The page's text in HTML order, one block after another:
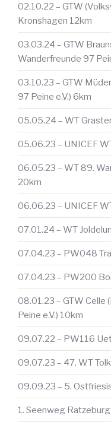
02.10.22 – GTW
Kronshagen 12km
03.03.24 – GTW
Wanderfreunde 97
03.10.23 – GTW
97 Peine e.V.) 6km
05.05.24 – WT
05.06.23 – UNICEF
06.05.23 – WT 89.
20km
06.06.23 – UNICEF
07.01.24 – WT
07.04.23 – PW048
07.04.23 – PW200
08.01.23 – GTW Celle
Peine e.V.) 10km
09.07.22 – PW116
09.07.23 – 47. WT
09.09.23 – 5.
1. Seenweg